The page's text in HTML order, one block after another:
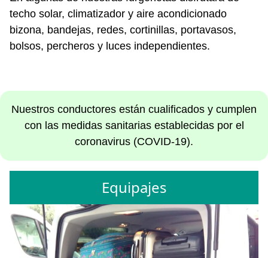
techo solar, climatizador y aire acondicionado
bizona, bandejas, redes, cortinillas, portavasos,
bolsos, percheros y luces independientes.
Nuestros conductores están cualificados y cumplen
con las medidas sanitarias establecidas por el
coronavirus (COVID-19).
Equipajes